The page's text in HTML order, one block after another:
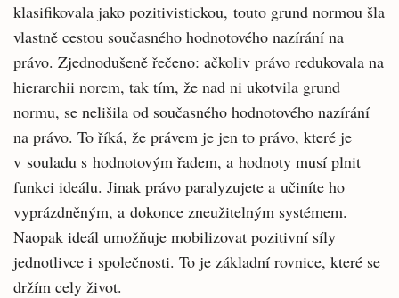
klasifikovala jako pozitivistickou, touto grund normou šla
vlastně cestou současného hodnotového nazírání na
právo. Zjednodušeně řečeno: ačkoliv právo redukovala na
hierarchii norem, tak tím, že nad ni ukotvila grund
normu, se nelišila od současného hodnotového nazírání
na právo. To říká, že právem je jen to právo, které je
v souladu s hodnotovým řadem, a hodnoty musí plnit
funkci ideálu. Jinak právo paralyzujete a učiníte ho
vyprázdněným, a dokonce zneužitelným systémem.
Naopak ideál umožňuje mobilizovat pozitivní síly
jednotlivce i společnosti. To je základní rovnice, které se
držím cely život.